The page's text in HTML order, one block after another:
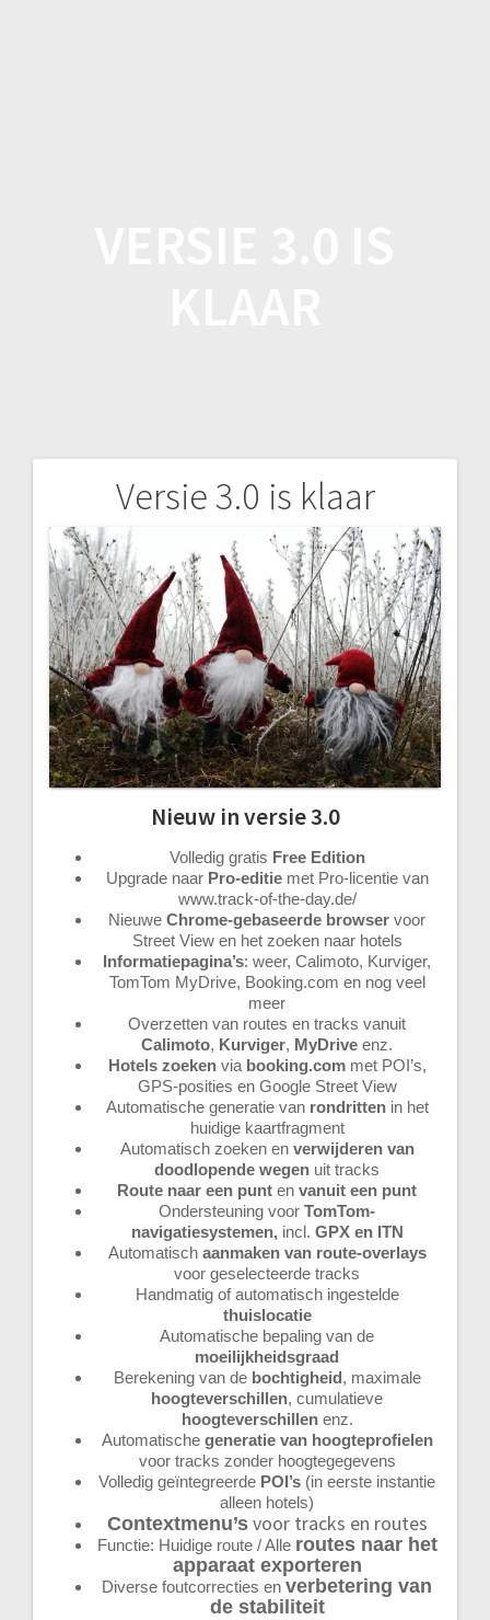
Versie 3.0 is klaar
Nieuw in versie 3.0
Volledig gratis Free Edition
Upgrade naar Pro-editiemet Pro-licentie van
www.track-of-the-day.de/
Nieuwe Chrome-gebaseerde browser voor
Street View en het zoeken naar hotels
Informatiepagina’s: weer, Calimoto, Kurviger,
TomTom MyDrive, Booking.com en nog veel
meer
Overzetten van routes en tracks vanuit
Calimoto, Kurviger, MyDrive enz.
Hotels zoekenvia booking.commet POI’s,
GPS-posities en Google Street View
Automatische generatie van rondrittenin het
huidige kaartfragment
Automatisch zoeken en verwijderen van
doodlopende wegen uit tracks
Route naar een punt en vanuit een punt
Ondersteuning voor TomTom-
navigatiesystemen,incl. GPX en ITN
Automatisch aanmaken van route-overlays
voor geselecteerde tracks
Handmatig of automatisch ingestelde
thuislocatie
Automatische bepaling van de
moeilijkheidsgraad
Berekening van de bochtigheid, maximale
hoogteverschillen, cumulatieve
hoogteverschillenenz.
Automatische generatie van hoogteprofielen
voor tracks zonder hoogtegegevens
Volledig geïntegreerde POI’s (in eerste instantie
alleen hotels)
Contextmenu’svoor tracks en routes
Functie: Huidige route / Alle routes naar het
apparaat exporteren
Diverse foutcorrecties en verbetering van
de stabiliteit
Bericht
navigatie